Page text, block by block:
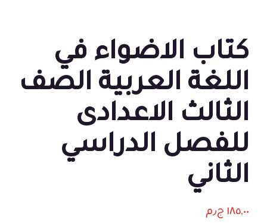
كتاب الاضواء في
اللغة العربية الصف
الثالث الاعدادى
للفصل الدراسي
الثاني
١٨٥,٠٠ ج٫م